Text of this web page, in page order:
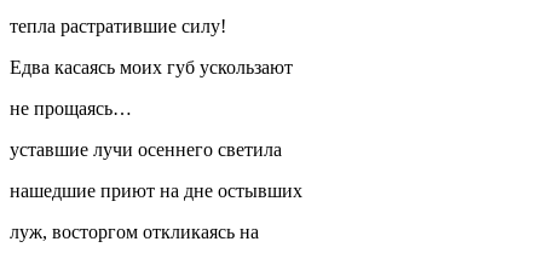
тепла растратившие силу!
Едва касаясь моих губ ускользают
не прощаясь…
уставшие лучи осеннего светила
нашедшие приют на дне остывших
луж, восторгом откликаясь на